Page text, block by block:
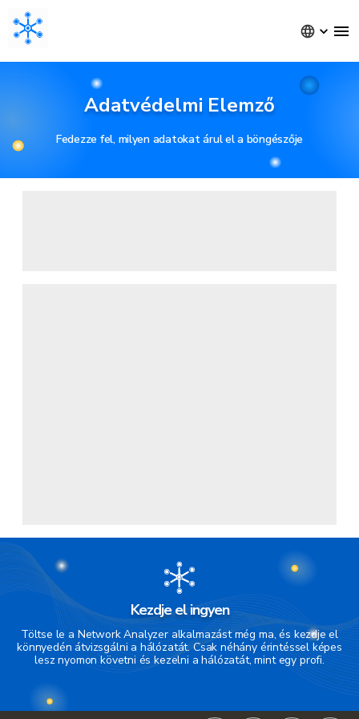
Adatvédelmi Elemző
Fedezze fel, milyen adatokat árul el a böngészője
Kezdje el ingyen
Töltse le a Network Analyzer alkalmazást még ma, és kezdje el
könnyedén átvizsgálni a hálózatát. Csak néhány érintéssel képes
lesz nyomon követni és kezelni a hálózatát, mint egy profi.